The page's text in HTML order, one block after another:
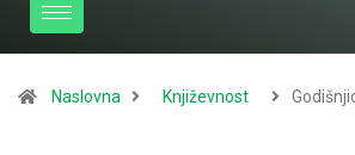
Naslovna Književnost